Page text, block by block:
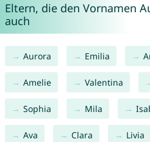
Eltern, die den Vornamen
auch
Aurora Emilia
Amelie Valentina
Sophia Mila
Ava Clara Livia